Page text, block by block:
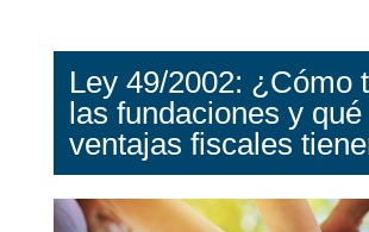
Ley 49/2002: ¿Cómo
las fundaciones y qué
ventajas fiscales